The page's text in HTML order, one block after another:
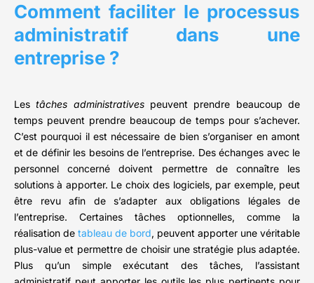
Comment faciliter le processus
administratif dans une
entreprise ?
Lestâches administrativespeuvent prendre beaucoup de
temps peuvent prendre beaucoup de temps pour s’achever.
C’est pourquoi il est nécessaire de bien s’organiser en amont
et de définir les besoins de l’entreprise. Des échanges avec le
personnel concerné doivent permettre de connaître les
solutions à apporter. Le choix des logiciels, par exemple, peut
être revu afin de s’adapter aux obligations légales de
l’entreprise. Certaines tâches optionnelles, comme la
réalisation de tableau de bord, peuvent apporter une véritable
plus-value et permettre de choisir une stratégie plus adaptée.
Plus qu’un simple exécutant des tâches, l’assistant